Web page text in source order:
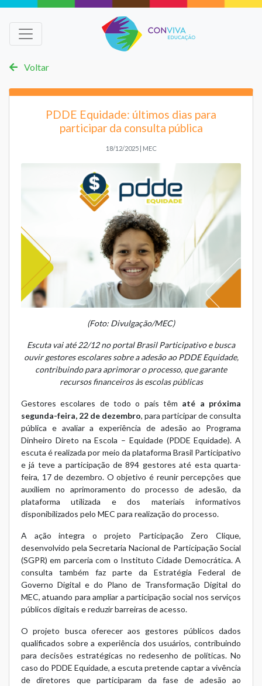
Voltar
PDDE Equidade: últimos dias para
participar da consulta pública
18/12/2025 | MEC
(Foto: Divulgação/MEC)
Escuta vai até 22/12 no portal Brasil Participativo e busca
ouvir gestores escolares sobre a adesão ao PDDE Equidade,
contribuindo para aprimorar o processo, que garante
recursos financeiros às escolas públicas
Gestores escolares de todo o país têm até a próxima
segunda-feira, 22 de dezembro, para participar deconsulta
pública e avaliar a experiência de adesão ao Programa
Dinheiro Direto na Escola – Equidade (PDDE Equidade). A
escuta é realizada por meio da plataforma Brasil Participativo
e já teve a participação de 894 gestores até esta quarta-
feira, 17 de dezembro. O objetivo é reunir percepções que
auxiliem no aprimoramento do processo de adesão, da
plataforma utilizada e dos materiais informativos
disponibilizados pelo MEC para realização do processo.
A ação integra o projeto Participação Zero Clique,
desenvolvido pela Secretaria Nacional de Participação Social
(SGPR) em parceria com o Instituto Cidade Democrática. A
consulta também faz parte da Estratégia Federal de
Governo Digital e do Plano de Transformação Digital do
MEC, atuando para ampliar a participação social nos serviços
públicos digitais e reduzir barreiras de acesso.
O projeto busca oferecer aos gestores públicos dados
qualificados sobre a experiência dos usuários, contribuindo
para decisões estratégicas no redesenho de políticas. No
caso do PDDE Equidade, a escuta pretende captar a vivência
de diretores que participaram da fase de adesão ao